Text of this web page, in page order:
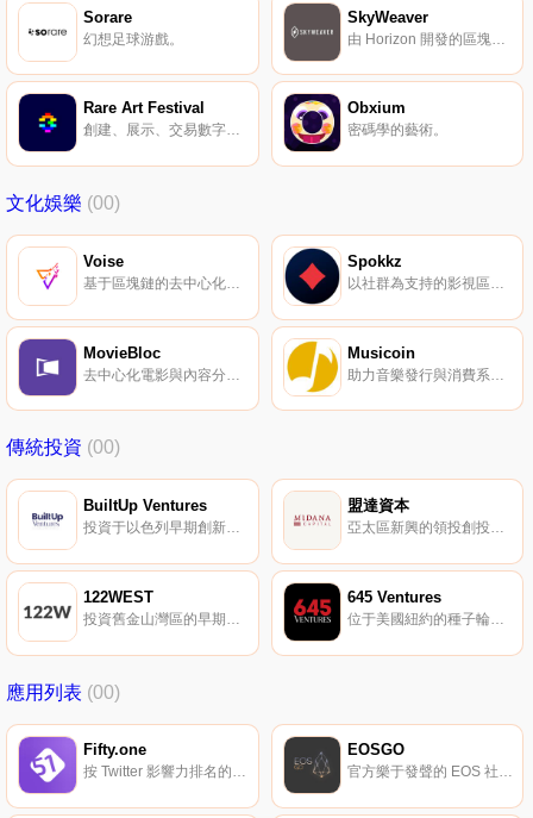
Sorare
幻想足球游戲。
SkyWeaver
Rare Art Festival
創建、展示、交易數字藏品通證。
Obxium
密碼學的藝術。
文化娛樂 (00)
Voise
基于區塊鏈的去中心化音樂平臺，重新定義音樂。
Spokkz
以社群為支持的影視區塊鏈生態系統。
MovieBloc
去中心化電影與內容分發平臺。
Musicoin
傳統投資 (00)
BuiltUp Ventures
投資于以色列早期創新型房地產科技創業公司。
盟達資本
亞太區新興的領投創投機構。
122WEST
投資舊金山灣區的早期互聯網與軟件創業。
645 Ventures
位于美國紐約的種子輪風險投資機構。
應用列表 (00)
Fifty.one
按 Twitter 影響力排名的 Web3 產品與人員列表。
EOSGO
官方樂于發聲的 EOS 社區。